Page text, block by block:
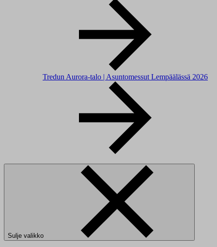
Tredun Aurora-talo | Asuntomessut Lempäälässä 2026
Sulje valikko